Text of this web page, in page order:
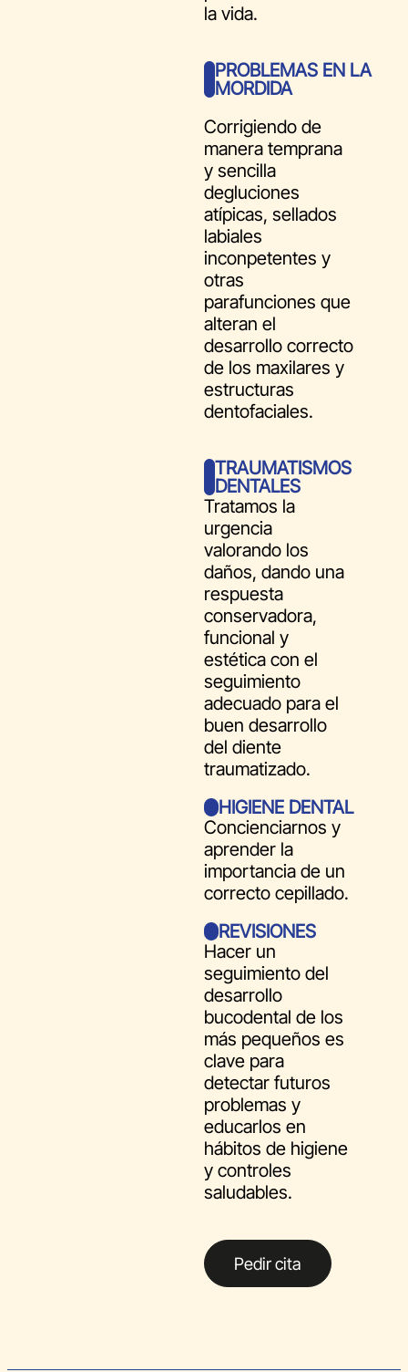
la vida.
PROBLEMAS EN LA
MORDIDA
Corrigiendo de
manera temprana
y sencilla
degluciones
atípicas, sellados
labiales
inconpetentes y
otras
parafunciones que
alteran el
desarrollo correcto
de los maxilares y
estructuras
dentofaciales.
TRAUMATISMOS
DENTALES
Tratamos la
urgencia
valorando los
daños, dando una
respuesta
conservadora,
funcional y
estética con el
seguimiento
adecuado para el
buen desarrollo
del diente
traumatizado.
HIGIENE DENTAL
Concienciarnos y
aprender la
importancia de un
correcto cepillado.
REVISIONES
Hacer un
seguimiento del
desarrollo
bucodental de los
más pequeños es
clave para
detectar futuros
problemas y
educarlos en
hábitos de higiene
y controles
saludables.
Pedir cita